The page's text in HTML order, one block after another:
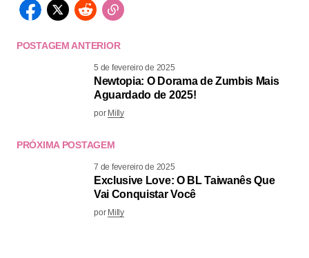
POSTAGEM ANTERIOR
5 de fevereiro de 2025
Newtopia: O Dorama de Zumbis Mais
Aguardado de 2025!
por Milly
PRÓXIMA POSTAGEM
7 de fevereiro de 2025
Exclusive Love: O BL Taiwanês Que
Vai Conquistar Você
por Milly